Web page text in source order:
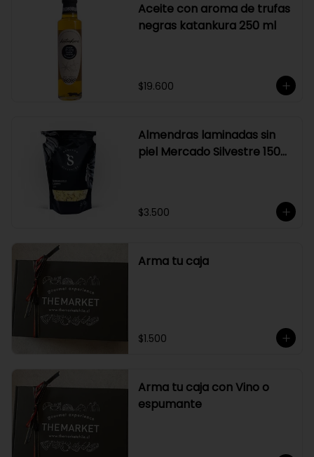
Aceite con aroma de trufas
negras katankura 250 ml
$19.600
Almendras laminadas sin
piel Mercado Silvestre 150
$3.500
Arma tu caja
$1.500
Arma tu caja con Vino o
espumante